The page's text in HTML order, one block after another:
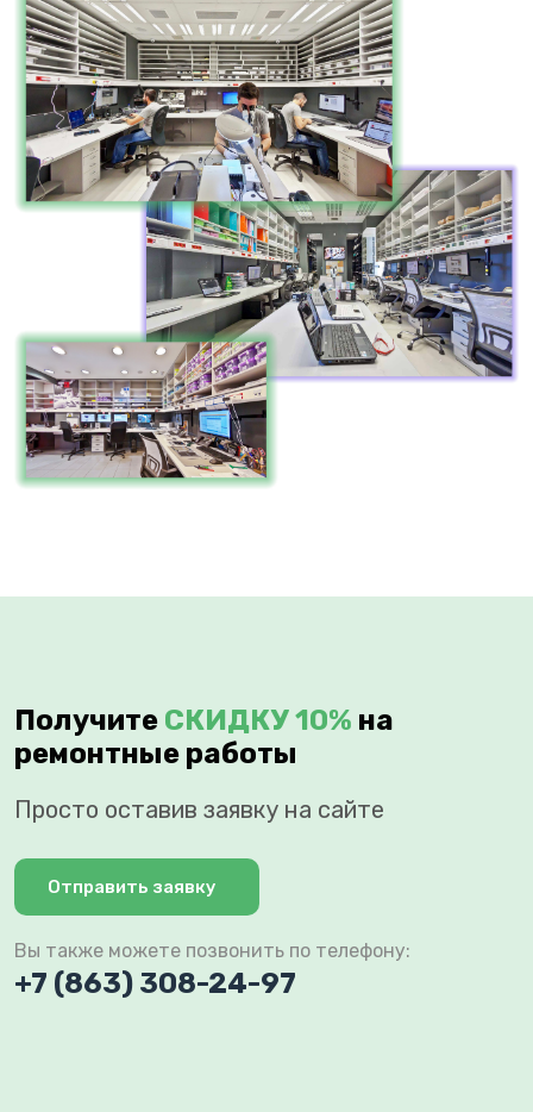
Получите СКИДКУ 10% на
ремонтные работы
Просто оставив заявку на сайте
Отправить заявку
Вы также можете позвонить по телефону:
+7 (863) 308-24-97